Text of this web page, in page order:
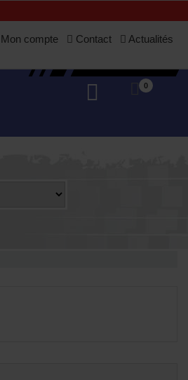
Mon compte Contact Actualités
0